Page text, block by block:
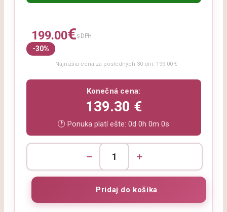
199.00€s DPH
-30%
Najnižšia cena za posledných 30 dní: 199.00 €
Konečná cena:
139.30 €
🕐 Ponuka platí ešte: 0d 0h 0m 0s
− +